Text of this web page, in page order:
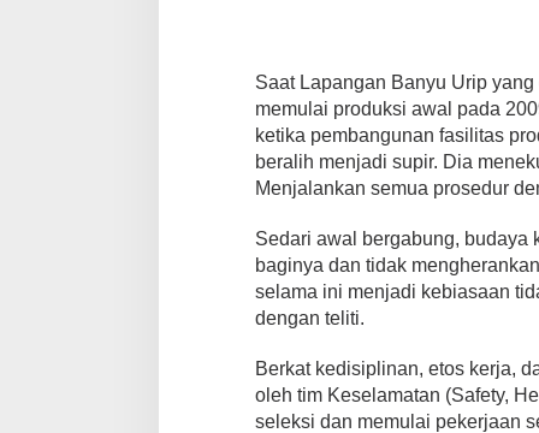
Saat Lapangan Banyu Urip
memulai produksi awal pada
ketika pembangunan fasilitas
beralih menjadi supir. Dia
Menjalankan semua prosedur
Sedari awal bergabung, budaya
baginya dan tidak
selama ini menjadi kebiasaan
dengan teliti.
Berkat kedisiplinan, etos kerja,
oleh tim Keselamatan (Safety,
seleksi dan memulai pekerjaan